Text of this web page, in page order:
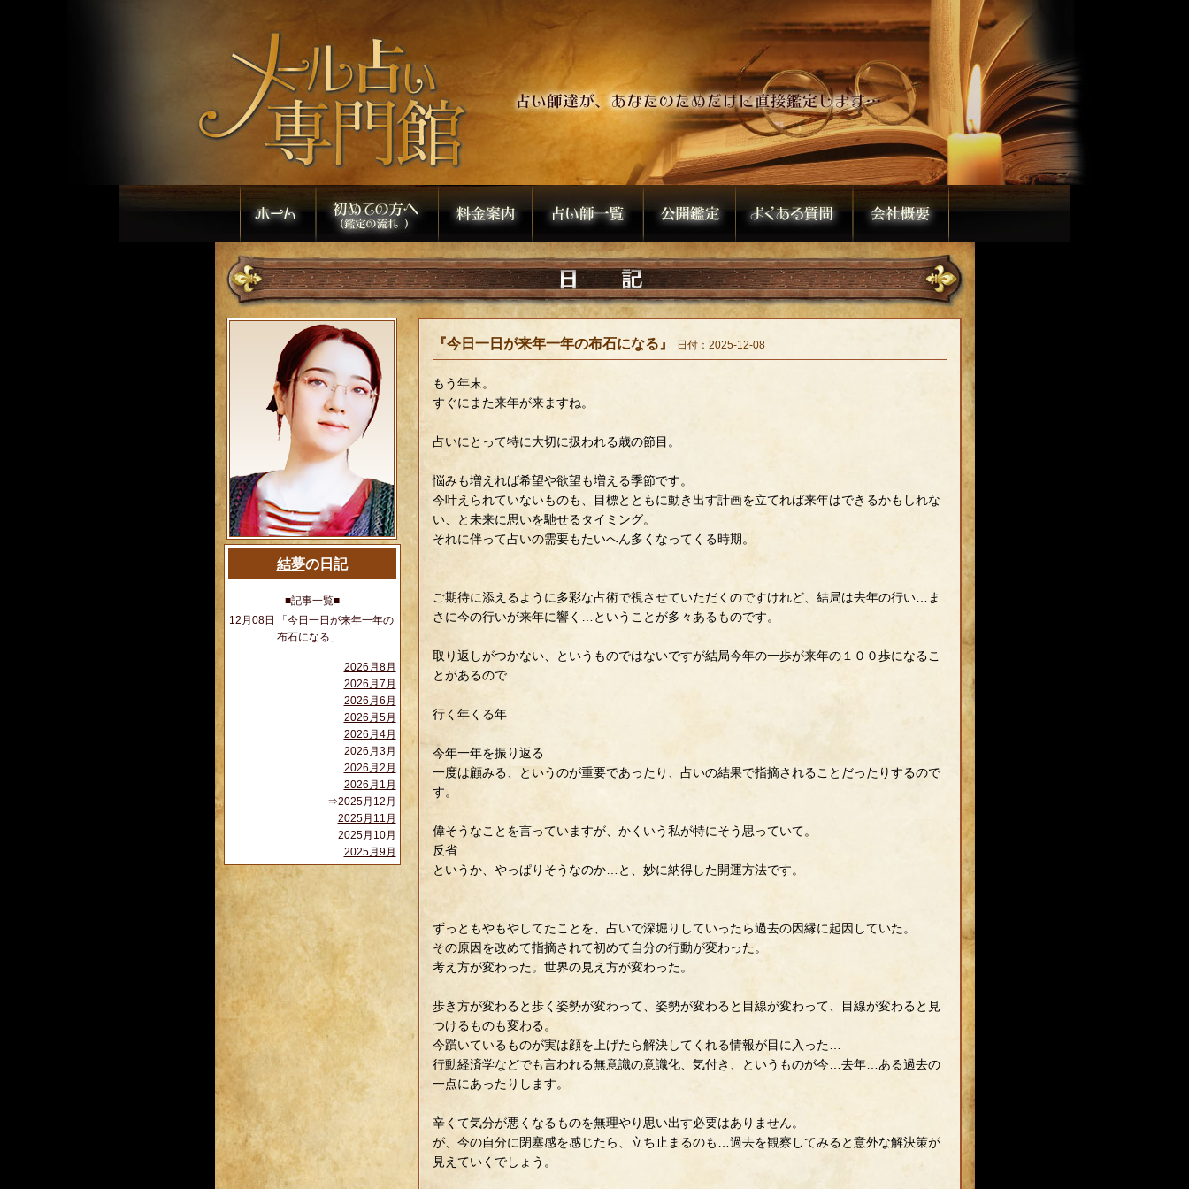
結夢の日記
■記事一覧■
12月08日
「今日一日が来年一年の
布石になる」
2026月8月
2026月7月
2026月6月
2026月5月
2026月4月
2026月3月
2026月2月
2026月1月
⇒2025月12月
2025月11月
2025月10月
2025月9月
『今日一日が来年一年の布石になる』 日付：2025-12-08
もう年末。
すぐにまた来年が来ますね。
占いにとって特に大切に扱われる歳の節目。
悩みも増えれば希望や欲望も増える季節です。
今叶えられていないものも、目標とともに動き出す計画を立てれば来年はできるかもしれな
い、と未来に思いを馳せるタイミング。
それに伴って占いの需要もたいへん多くなってくる時期。
ご期待に添えるように多彩な占術で視させていただくのですけれど、結局は去年の行い…ま
さに今の行いが来年に響く…ということが多々あるものです。
取り返しがつかない、というものではないですが結局今年の一歩が来年の１００歩になるこ
とがあるので…
行く年くる年
今年一年を振り返る
一度は顧みる、というのが重要であったり、占いの結果で指摘されることだったりするので
す。
偉そうなことを言っていますが、かくいう私が特にそう思っていて。
反省
というか、やっぱりそうなのか…と、妙に納得した開運方法です。
ずっともやもやしてたことを、占いで深堀りしていったら過去の因縁に起因していた。
その原因を改めて指摘されて初めて自分の行動が変わった。
考え方が変わった。世界の見え方が変わった。
歩き方が変わると歩く姿勢が変わって、姿勢が変わると目線が変わって、目線が変わると見
つけるものも変わる。
今躓いているものが実は顔を上げたら解決してくれる情報が目に入った…
行動経済学などでも言われる無意識の意識化、気付き、というものが今…去年…ある過去の
一点にあったりします。
辛くて気分が悪くなるものを無理やり思い出す必要はありません。
が、今の自分に閉塞感を感じたら、立ち止まるのも…過去を観察してみると意外な解決策が
見えていくでしょう。